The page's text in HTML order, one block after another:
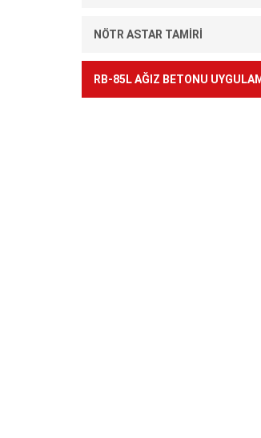
NÖTR ASTAR TAMİRİ
RB-85L AĞIZ BETONU